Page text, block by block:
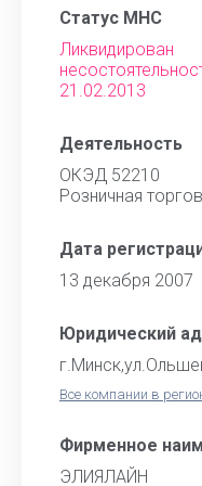
Статус МНС
21.02.2013
Деятельность
ОКЭД 52210
Розничная
Дата
13 декабря 2007
Юридический
Все компании в
Фирменное
ЭЛИЯЛАЙН